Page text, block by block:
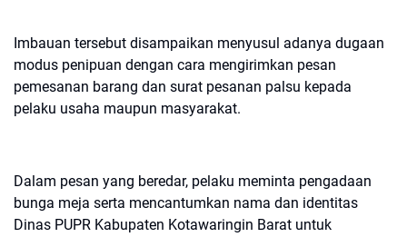
Imbauan tersebut disampaikan menyusul adanya dugaan
modus penipuan dengan cara mengirimkan pesan
pemesanan barang dan surat pesanan palsu kepada
pelaku usaha maupun masyarakat.
Dalam pesan yang beredar, pelaku meminta pengadaan
bunga meja serta mencantumkan nama dan identitas
Dinas PUPR Kabupaten Kotawaringin Barat untuk